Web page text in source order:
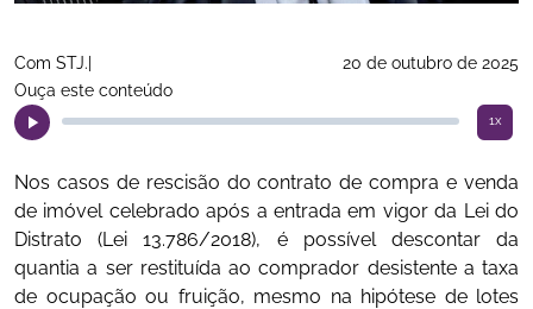
Com STJ.|
20 de outubro de 2025
Ouça este conteúdo
1x
​Nos casos de rescisão do contrato de compra e venda
de imóvel celebrado após a entrada em vigor da Lei do
Distrato (Lei 13.786/2018), é possível descontar da
quantia a ser restituída ao comprador desistente a taxa
de ocupação ou fruição, mesmo na hipótese de lotes